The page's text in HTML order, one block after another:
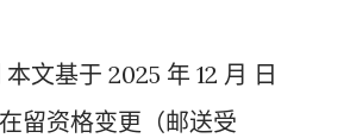
文基于 2025 年 12 月 日
留资格变更（邮送受